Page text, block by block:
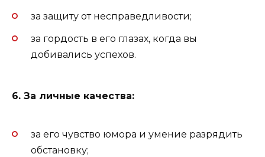
за защиту от несправедливости;
за гордость в его глазах, когда вы
добивались успехов.
6. За личные качества:
за его чувство юмора и умение разрядить
обстановку;